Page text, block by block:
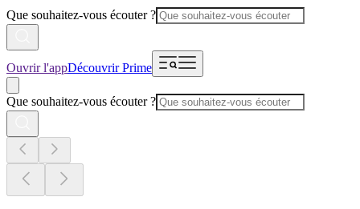
Que souhaitez-vous écouter ?
Ouvrir l'appDécouvrir Prime
Que souhaitez-vous écouter ?